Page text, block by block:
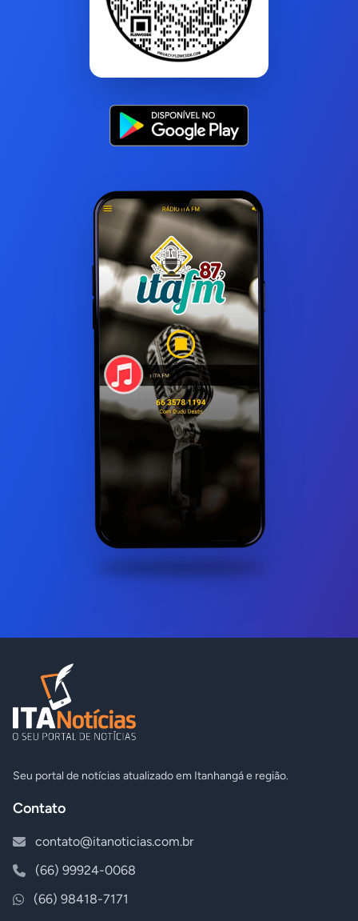
Seu portal de notícias atualizado em Itanhangá e região.
Contato
contato@itanoticias.com.br
(66) 99924-0068
(66) 98418-7171